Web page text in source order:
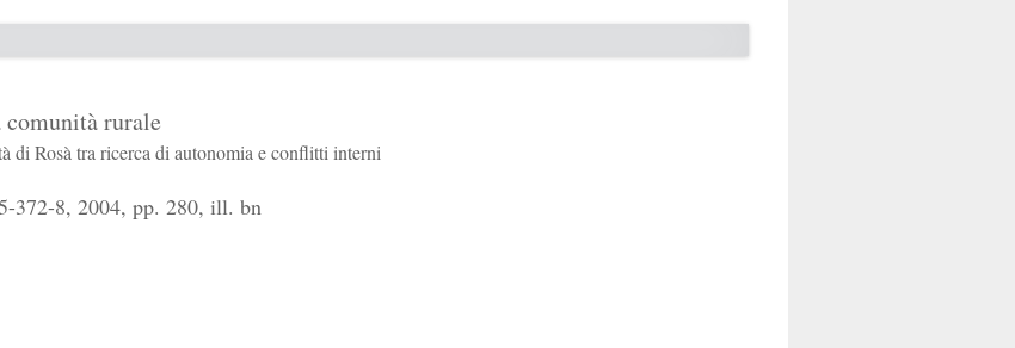
rurale
di Rosà tra ricerca di autonomia e conflitti interni
372-8, 2004, pp. 280, ill. bn